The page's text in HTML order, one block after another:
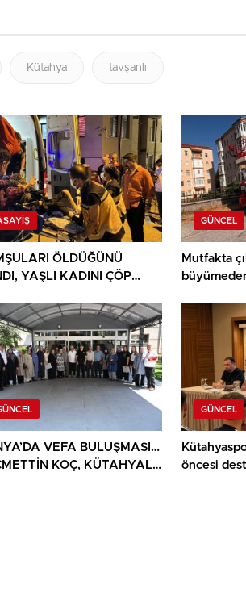
Kütahya tavşanlı
ÖLDÜĞÜNÜ
YAŞLI KADINI ÇÖP
GÜNCEL
Mutfakta
VEFA BULUŞMASI…
KOÇ, KÜTAHYALI
GÜNCEL
öncesi